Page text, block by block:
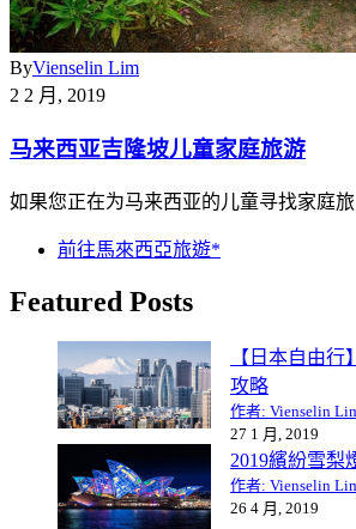
ByVienselin Lim
2 2 月, 2019
马来西亚吉隆坡儿童家庭旅游
如果您正在为马来西亚的儿童寻找家庭
前往馬來西亞旅遊*
Featured Posts
【日本自由
攻略
作者: Vienselin
27 1 月, 2019
2019繽紛雪梨
作者: Vienselin
26 4 月, 2019